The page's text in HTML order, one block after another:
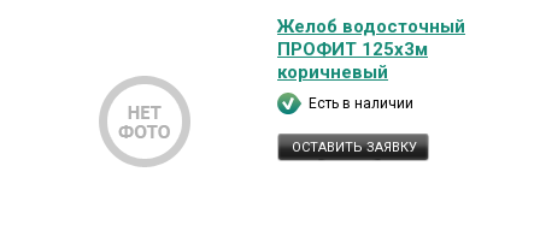
Желоб водосточный
ПРОФИТ 125х3м
коричневый
Есть в наличии
ОСТАВИТЬ ЗАЯВКУ